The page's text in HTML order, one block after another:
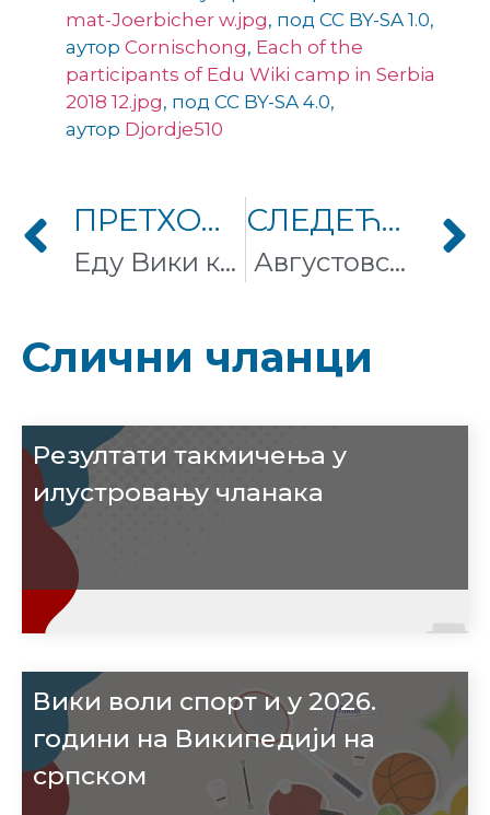
mat-Joerbicher w.jpg, под CC BY-SA 1.0,
аутор Cornischong, Each of the
participants of Edu Wiki camp in Serbia
2018 12.jpg, под CC BY-SA 4.0,
аутор Djordje510
ПРЕТХОДНИ ЧЛАНАК
Еду Вики камп 2019: Знање за будућност
СЛЕДЕЋИ ЧЛАНАК
Августовско окупљање Википедијанаца
Слични чланци
Резултати такмичења у
илустровању чланака
Вики воли спорт и у 2026.
години на Википедији на
српском